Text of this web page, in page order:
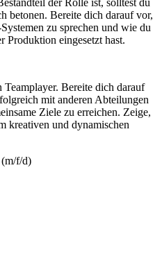
betonen. Bereite dich darauf vor,
zu sprechen und wie du
Produktion eingesetzt hast.
Bereite dich darauf
mit anderen Abteilungen
Ziele zu erreichen. Zeige,
kreativen und dynamischen
f/d)